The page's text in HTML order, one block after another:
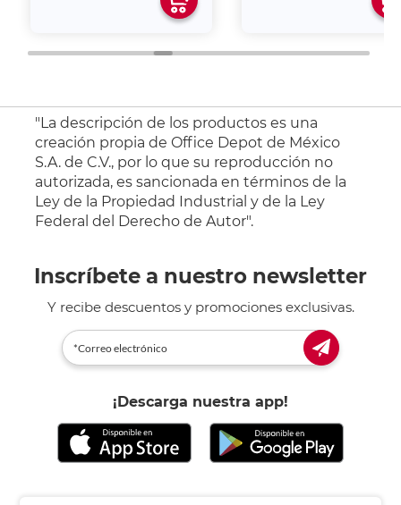
"La descripción de los productos es una
creación propia de Office Depot de México
S.A. de C.V., por lo que su reproducción no
autorizada, es sancionada en términos de la
Ley de la Propiedad Industrial y de la Ley
Federal del Derecho de Autor".
Inscríbete a nuestro newsletter
Y recibe descuentos y promociones exclusivas.
¡Descarga nuestra app!